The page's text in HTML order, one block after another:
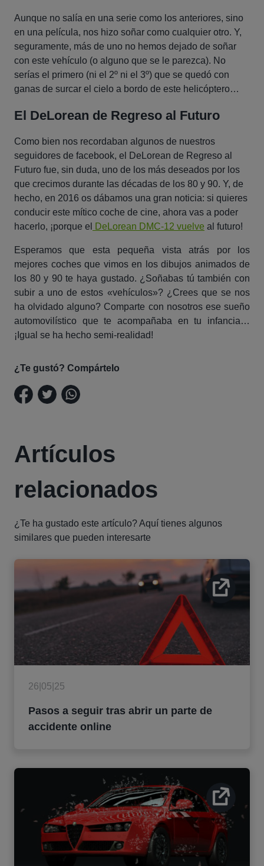
Aunque no salía en una serie como los anteriores, sino
en una película, nos hizo soñar como cualquier otro. Y,
seguramente, más de uno no hemos dejado de soñar
con este vehículo (o alguno que se le parezca). No
serías el primero (ni el 2º ni el 3º) que se quedó con
ganas de surcar el cielo a bordo de este helicóptero…
El DeLorean de Regreso al Futuro
Como bien nos recordaban algunos de nuestros
seguidores de facebook, el DeLorean de Regreso al
Futuro fue, sin duda, uno de los más deseados por los
que crecimos durante las décadas de los 80 y 90. Y, de
hecho, en 2016 os dábamos una gran noticia: si quieres
conducir este mítico coche de cine, ahora vas a poder
hacerlo, ¡porque el
DeLorean DMC-12 vuelve al futuro!
Esperamos que esta pequeña vista atrás por los
mejores coches que vimos en los dibujos animados de
los 80 y 90 te haya gustado. ¿Soñabas tú también con
subir a uno de estos «vehículos»? ¿Crees que se nos
ha olvidado alguno? Comparte con nosotros ese sueño
automovilístico que te acompañaba en tu infancia…
¡Igual se ha hecho semi-realidad!
¿Te gustó? Compártelo
Artículos
relacionados
¿Te ha gustado este artículo? Aquí tienes algunos
similares que pueden interesarte
26|05|25
Pasos a seguir tras abrir un parte de
accidente online